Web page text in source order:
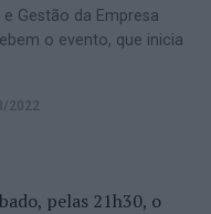
Gestão da Empresa
o evento, que inicia
2022
pelas 21h30, o